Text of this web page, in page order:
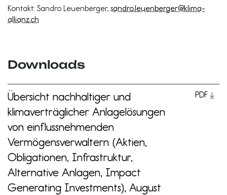
Kontakt: Sandro Leuenberger, sandro.leuenberger@klima-
allianz.ch
Downloads
Übersicht nachhaltiger und
klimaverträglicher Anlagelösungen
von einflussnehmenden
Vermögensverwaltern (Aktien,
Obligationen, Infrastruktur,
Alternative Anlagen, Impact
Generating Investments), August
PDF